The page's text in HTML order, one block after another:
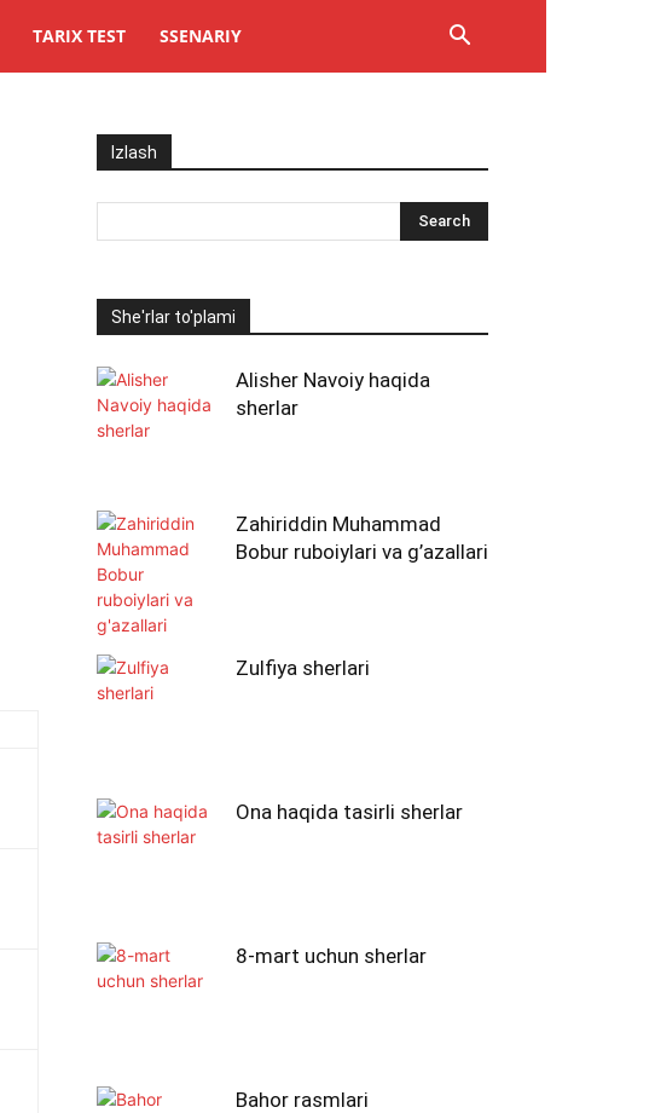
TARIX TEST SSENARIY
Izlash
She'rlar to'plami
Alisher Navoiy haqida
sherlar
Zahiriddin Muhammad
Bobur ruboiylari va g’azallari
Zulfiya sherlari
Ona haqida tasirli sherlar
8-mart uchun sherlar
Bahor rasmlari